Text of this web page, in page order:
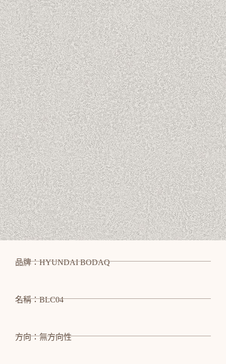
品牌：HYUNDAI BODAQ
名稱：BLC04
方向：無方向性